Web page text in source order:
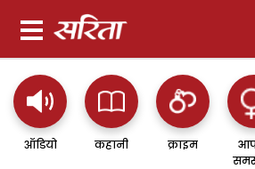
ऑडियो कहानी क्राइम